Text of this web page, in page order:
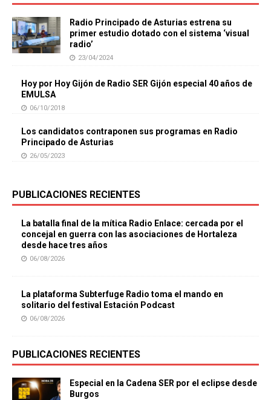
Radio Principado de Asturias estrena su
primer estudio dotado con el sistema ‘visual
radio’
23/04/2024
Hoy por Hoy Gijón de Radio SER Gijón especial 40 años de
EMULSA
06/10/2018
Los candidatos contraponen sus programas en Radio
Principado de Asturias
26/05/2023
PUBLICACIONES RECIENTES
La batalla final de la mítica Radio Enlace: cercada por el
concejal en guerra con las asociaciones de Hortaleza
desde hace tres años
06/08/2026
La plataforma Subterfuge Radio toma el mando en
solitario del festival Estación Podcast
06/08/2026
PUBLICACIONES RECIENTES
Especial en la Cadena SER por el eclipse desde
Burgos